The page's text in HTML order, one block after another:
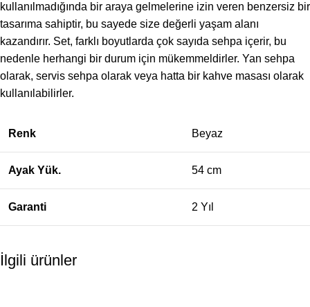
kullanılmadığında bir araya gelmelerine izin veren benzersiz bir
tasarıma sahiptir, bu sayede size değerli yaşam alanı
kazandırır. Set, farklı boyutlarda çok sayıda sehpa içerir, bu
nedenle herhangi bir durum için mükemmeldirler. Yan sehpa
olarak, servis sehpa olarak veya hatta bir kahve masası olarak
kullanılabilirler.
Renk Beyaz
Ayak Yük. 54 cm
Garanti 2 Yıl
İlgili ürünler